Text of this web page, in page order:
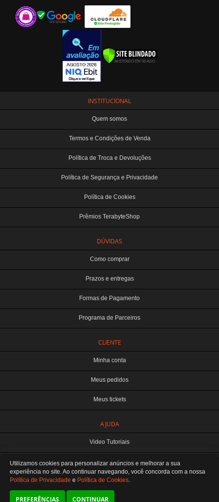
INSTITUCIONAL
Quem somos
Termos e Condições de Venda
Política de Troca e Devoluções
Política de Segurança e Privacidade
Política de Cookies
Prêmios TerabyteShop
DÚVIDAS
Como comprar
Prazos e entregas
Formas de Pagamento
Programa de Parceiros
CLIENTE
Minha conta
Meus pedidos
Meus tickets
AJUDA
Video Tutoriais
Manuseio do Produto
Fale Conosco
TERABYTE ATACADO E VAREJO DE PRODUTOS DE INFORMATICA LTDA
CNPJ: 07.993.973/0001-18 | Curitiba-PR
do Google se aplicam.
De segunda a sexta das 8:30 às 12H / 13H às 18H
SOMOS E-COMMERCE - NÃO TEMOS ATENDIMENTO LOCAL
Preferências de cookies
Utilizamos cookies para personalizar anúncios e melhorar a sua
experiência no site. Ao continuar navegando, você concorda com a nossa
Política de Privacidade e Política de Cookies.
PREFERÊNCIAS CONTINUAR